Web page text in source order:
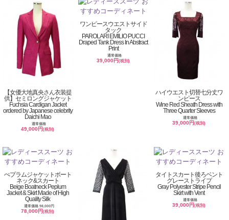
【女優大地真央さん衣装提
供】セミロングジャケット
Fuchsia Cardigan Jacket
ordered by Japanese celebrity
Daichi Mao
通常価格
49,000円(税別)
ワンピースウエストサイド
タック
PAROLARI EMILIO PUCCI
Draped Tank Dress In Abstract
Print
通常価格
39,000円(税別)
ハイウエスト切替七分丈ワ
ンピース
Wine Red Sheath Dress with
Three Quarter Sleeves
通常価格
39,000円(税別)
ぺプラムジャケットボート
ネック&スカート
Beige Boatneck Peplum
Jacket & Skirt Made of High
Quality Silk
通常価格 98,000円
78,000円(税別)
タイトスカート後ろベント
グレーストライプ
Gray Polyester Stripe Pencil
Skirt with Vent
通常価格
39,000円(税別)